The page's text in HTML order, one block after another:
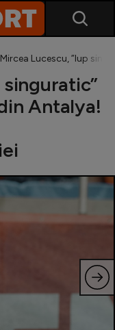
Mircea Lucescu, ”lup
Antalya!